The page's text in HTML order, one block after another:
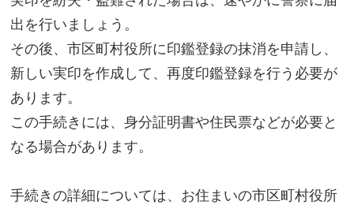
出を行いましょう。
その後、市区町村役所に印鑑登録の抹消を申請し、
新しい実印を作成して、再度印鑑登録を行う必要が
あります。
この手続きには、身分証明書や住民票などが必要と
なる場合があります。
手続きの詳細については、お住まいの市区町村役所